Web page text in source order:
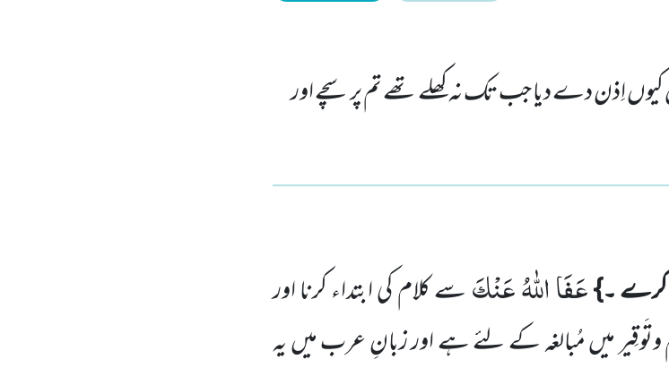
اِذن دے دیا جب تک نہ کھلے تھے تم پر سچے اور
کرے ۔}عَفَا اللّٰهُ عَنْكَسے کلام کی ابتداء کرنا اور
میں مُبالغہ کے لئے ہے اور زبانِ عرب میں یہ